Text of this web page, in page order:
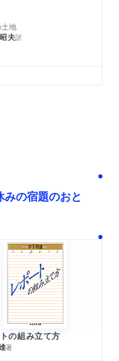
地
夫訳
の宿題のおと
の組み立て方
著